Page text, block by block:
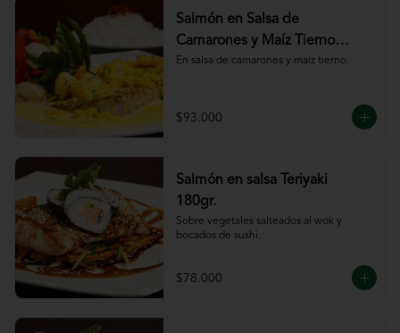
Salmón en Salsa de
Camarones y Maíz Tierno
220gr
En salsa de camarones y maíz tierno.
$93.000
Salmón en salsa Teriyaki
180gr.
Sobre vegetales salteados al wok y
bocados de sushi.
$78.000